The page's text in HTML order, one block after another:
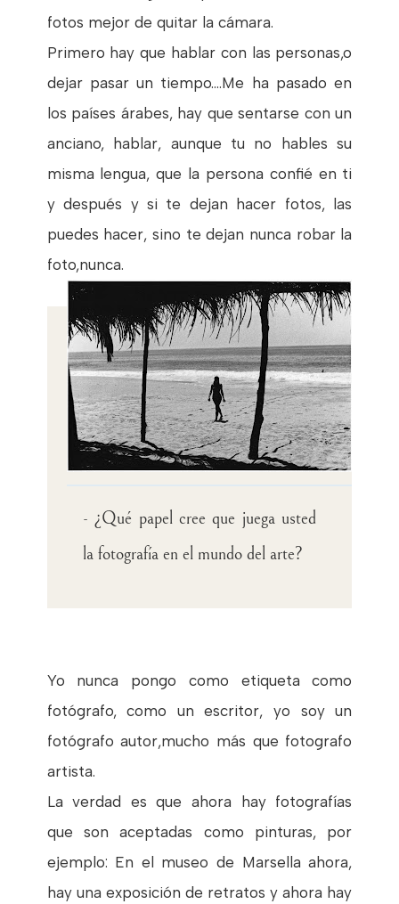
fotos mejor de quitar la cámara.
Primero hay que hablar con las personas,o
dejar pasar un tiempo....Me ha pasado en
los países árabes, hay que sentarse con un
anciano, hablar, aunque tu no hables su
misma lengua, que la persona confié en ti
y después y si te dejan hacer fotos, las
puedes hacer, sino te dejan nunca robar la
foto,nunca.
- ¿Qué papel cree que juega usted
la fotografía en el mundo del arte?
Yo nunca pongo como etiqueta como
fotógrafo, como un escritor, yo soy un
fotógrafo autor,mucho más que fotografo
artista.
La verdad es que ahora hay fotografías
que son aceptadas como pinturas, por
ejemplo: En el museo de Marsella ahora,
hay una exposición de retratos y ahora hay